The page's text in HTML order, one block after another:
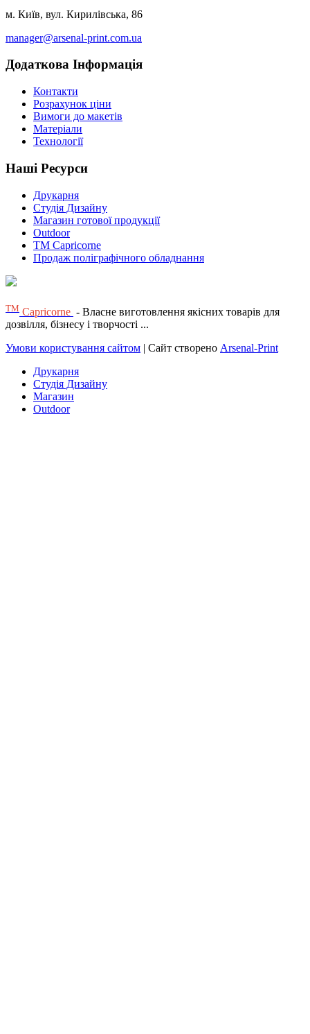
м. Київ, вул. Кирилівська, 86
manager@arsenal-print.com.ua
Додаткова Інформація
Контакти
Розрахунок ціни
Вимоги до макетів
Матеріали
Технології
Наші Ресурси
Друкарня
Студія Дизайну
Магазин готової продукції
Outdoor
TM Capricorne
Продаж поліграфічного обладнання
ТМ Capricorne - Власне виготовлення якісних товарів для
дозвілля, бізнесу і творчості ...
Умови користування сайтом | Сайт створено Arsenal-Print
Друкарня
Студія Дизайну
Магазин
Outdoor